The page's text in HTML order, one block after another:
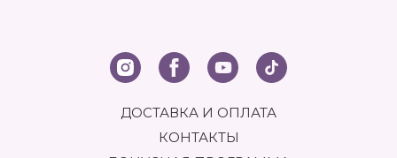
ДОСТАВКА И ОПЛАТА
КОНТАКТЫ